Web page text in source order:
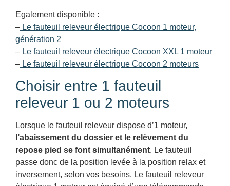
Egalement disponible :
– Le fauteuil releveur électrique Cocoon 1 moteur,
génération 2
– Le fauteuil releveur électrique Cocoon XXL 1 moteur
– Le fauteuil releveur électrique Cocoon 2 moteurs
Choisir entre 1 fauteuil
releveur 1 ou 2 moteurs
Lorsque le fauteuil releveur dispose d’1 moteur,
l’abaissement du dossier et le relèvement du
repose pied se font simultanément. Le fauteuil
passe donc de la position levée à la position relax et
inversement, selon vos besoins. Le fauteuil releveur